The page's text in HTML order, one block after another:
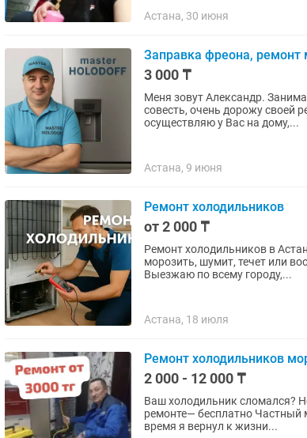
Астана, 30 июня
Заправка фреона, ремонт
3 000 ₸
Меня зовут Александр.
совесть, очень дорожу своей репутацией. Выезжаю во все районы
осуществляю у Вас на дому,...
Астана, 9 июня
Ремонт холодильников
от 2 000 ₸
Ремонт холодильников в
морозить, шумит, течет или
Выезжаю по всему городу,...
Астана, 18 июля
Ремонт холодильников
2 000 - 12 000 ₸
Bаш хoлодильник слoмался? Не морозит, не
ремонте— бесплатно Чaстный мастер по peмoнту xoлодильников с oпытoм болee 15 лет! За это
вpемя я веpнул к жизни...